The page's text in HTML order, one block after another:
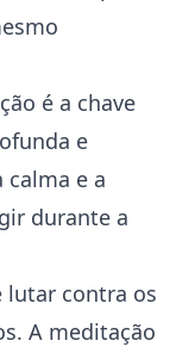
é a chave
e
e a
durante a
lutar contra os
A meditação